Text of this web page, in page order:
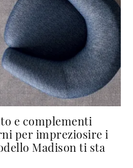
e complementi
per impreziosire i
Madison ti sta